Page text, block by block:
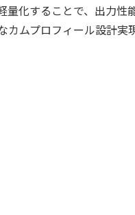
量化することで、出力性
カムプロフィール設計実